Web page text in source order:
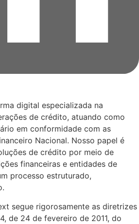
digital especializada na
de crédito, atuando como
em conformidade com as
Nacional. Nosso papel é
de crédito por meio de
financeiras e entidades de
processo estruturado,
segue rigorosamente as diretrizes
de 24 de fevereiro de 2011, do